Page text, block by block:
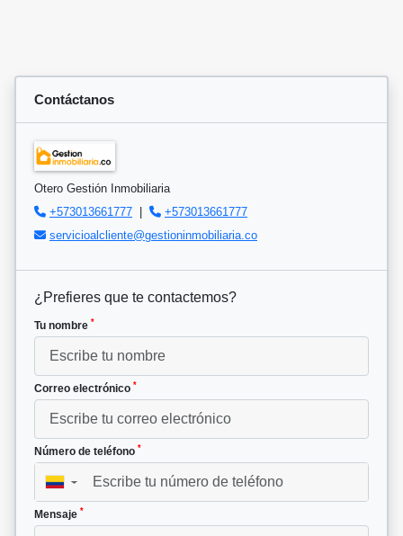
Contáctanos
Otero Gestión Inmobiliaria
+573013661777 |
+573013661777
servicioalcliente@gestioninmobiliaria.co
¿Prefieres que te contactemos?
Tu nombre *
Correo electrónico *
Número de teléfono *
▼
Mensaje *